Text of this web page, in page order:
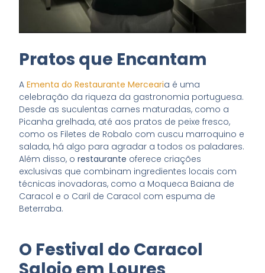
Pratos que Encantam
A Ementa do Restaurante Mercearia é uma
celebração da riqueza da gastronomia portuguesa.
Desde as suculentas carnes maturadas, como a
Picanha grelhada, até aos pratos de peixe fresco,
como os Filetes de Robalo com cuscu marroquino e
salada, há algo para agradar a todos os paladares.
Além disso, orestaurante oferece criações
exclusivas que combinam ingredientes locais com
técnicas inovadoras, como a Moqueca Baiana de
Caracol e o Caril de Caracol com espuma de
Beterraba.
O Festival do Caracol